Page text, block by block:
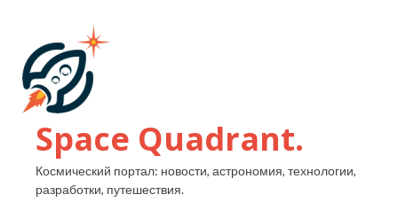
Space Quadrant.
Космический портал: новости, астрономия, технологии,
разработки, путешествия.